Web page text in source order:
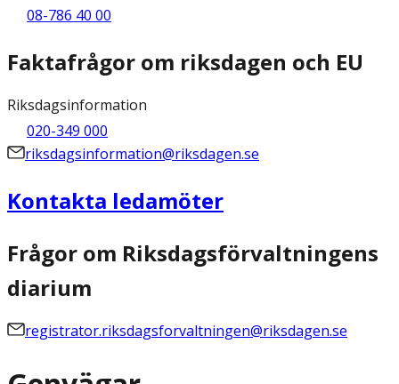
08-786 40 00
Faktafrågor om riksdagen och EU
Riksdagsinformation
020-349 000
riksdagsinformation@riksdagen.se
Kontakta ledamöter
Frågor om Riksdagsförvaltningens
diarium
registrator.riksdagsforvaltningen@riksdagen.se